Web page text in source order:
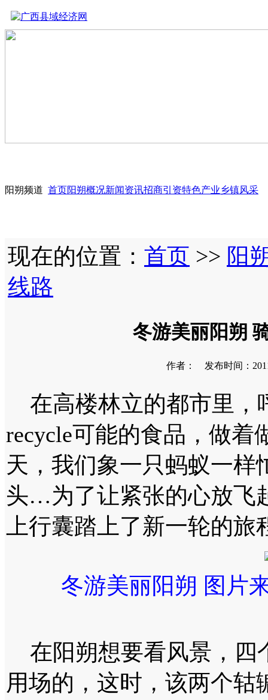
阳朔频道 首页阳朔概况新闻资讯招商引资特色产业乡镇风采
现在的位置： 首页 >> 阳
线路
冬游美丽阳朔
作者： 发布时间：
在高楼林立的都市里，
recycle可能的食品，做着
天，我们象一只蚂蚁一样
头…为了让紧张的心放飞
上行囊踏上了新一轮的旅
冬游美丽阳朔 图片
在阳朔想要看风景，四
用场的，这时，该两个